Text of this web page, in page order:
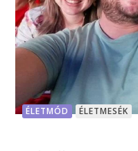
ÉLETMÓD ÉLETMESÉK